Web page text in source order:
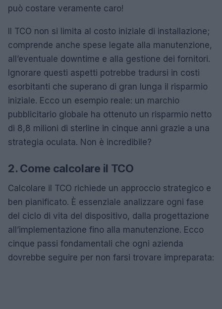
può costare veramente caro!
Il TCO non si limita al costo iniziale di installazione;
comprende anche spese legate alla manutenzione,
all’eventuale downtime e alla gestione dei fornitori.
Ignorare questi aspetti potrebbe tradursi in costi
esorbitanti che superano di gran lunga il risparmio
iniziale. Ecco un esempio reale: un marchio
pubblicitario globale ha ottenuto un risparmio netto
di 8,8 milioni di sterline in cinque anni grazie a una
strategia oculata. Non è incredibile?
2. Come calcolare il TCO
Calcolare il TCO richiede un approccio strategico e
ben pianificato. È essenziale analizzare ogni fase
del ciclo di vita del dispositivo, dalla progettazione
all’implementazione fino alla manutenzione. Ecco
cinque passi fondamentali che ogni azienda
dovrebbe seguire per non farsi trovare impreparata: